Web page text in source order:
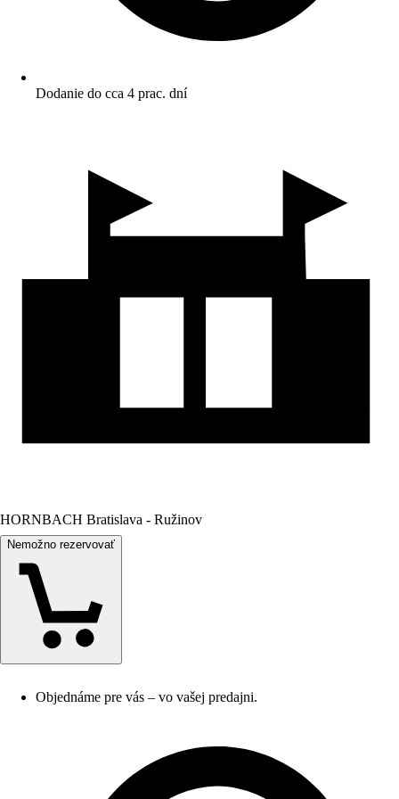
Dodanie do cca 4 prac. dní
HORNBACH Bratislava - Ružinov
Nemožno rezervovať
Objednáme pre vás – vo vašej predajni.